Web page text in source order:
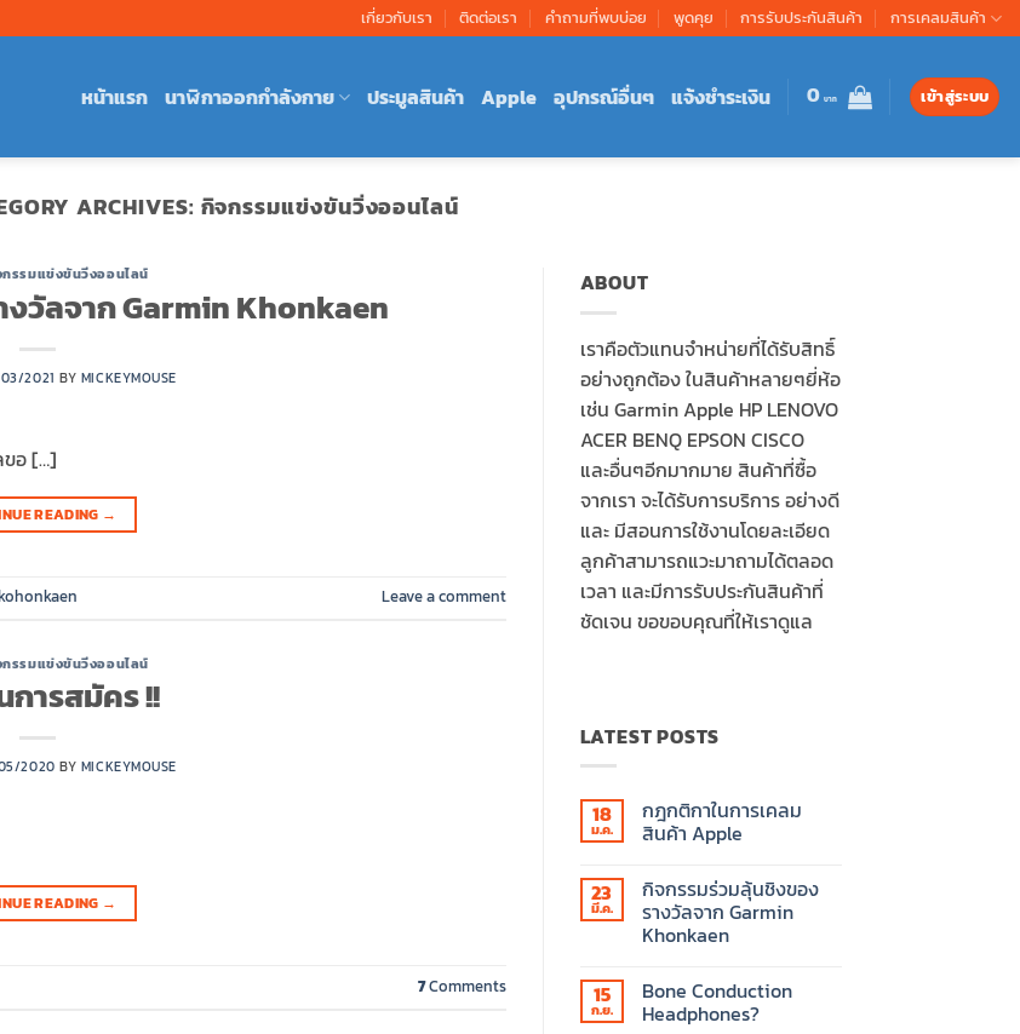
เกี่ยวกับเรา ติดต่อเรา คำถามที่พบบ่อย พูดคุย การรับประกันสินค้า การเคลมสินค้า
หน้าแรก นาฬิกาออกกำลังกาย ประมูลสินค้า Apple อุปกรณ์อื่นๆ แจ้งชำระเงิน 0 เข้าสู่ระบบ
ARCHIVES: กิจกรรมแข่งขันวิ่งออนไลน์
รรมแข่งขันวิ่งออนไลน์
วัลจาก Garmin Khonkaen
2021 BY MICKEYMOUSE
ขอ […]
READING →
Leave a comment
รรมแข่งขันวิ่งออนไลน์
ารสมัคร !!
2020 BY MICKEYMOUSE
READING →
7Comments
ABOUT
เราคือตัวแทนจำหน่ายที่ได้รับสิทธิ์
อย่างถูกต้อง ในสินค้าหลายๆยี่ห้อ
เช่น Garmin Apple HP LENOVO
ACER BENQ EPSON CISCO
และอื่นๆอีกมากมาย สินค้าที่ซื้อ
จากเรา จะได้รับการบริการ อย่างดี
และ มีสอนการใช้งานโดยละเอียด
ลูกค้าสามารถแวะมาถามได้ตลอด
เวลา และมีการรับประกันสินค้าที่
ชัดเจน ขอขอบคุณที่ให้เราดูแล
LATEST POSTS
18
ม.ค.
กฎกติกาในการเคลม
สินค้า Apple
เห็น
บน
กฎ
กติกา
เคลม
สินค้า
Apple
23
มี.ค.
กิจกรรมร่วมลุ้นชิงของ
รางวัลจาก Garmin
Khonkaen
เห็น
บน
กิจกรรม
15
ก.ย.
Bone Conduction
Headphones?